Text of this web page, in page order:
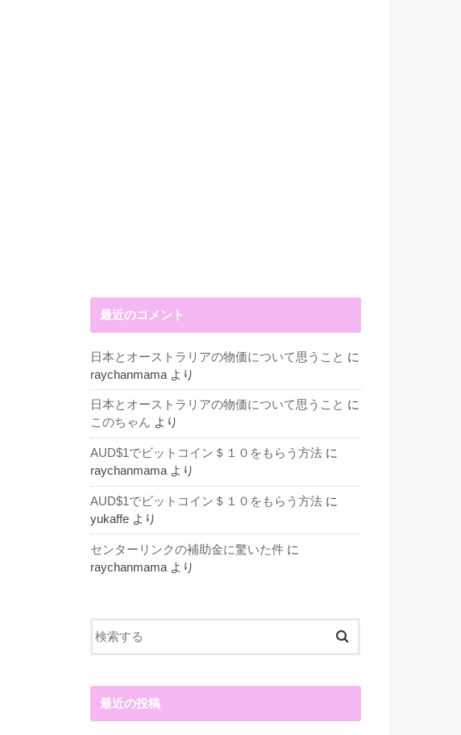
最近のコメント
日本とオーストラリアの物価について思うこと に
raychanmama より
日本とオーストラリアの物価について思うこと に
このちゃん より
AUD$1でビットコイン＄１０をもらう方法 に
raychanmamaより
AUD$1でビットコイン＄１０をもらう方法 に
yukaffe より
センターリンクの補助金に驚いた件 に
raychanmama より
最近の投稿